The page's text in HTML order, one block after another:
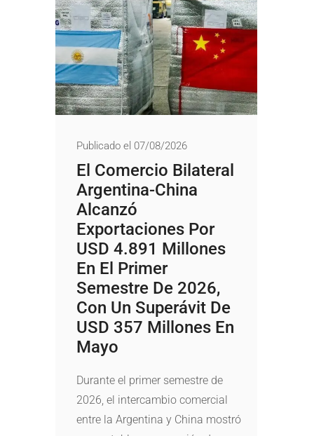
Publicado el 07/08/2026
El Comercio Bilateral
Argentina-China
Alcanzó
Exportaciones Por
USD 4.891 Millones
En El Primer
Semestre De 2026,
Con Un Superávit De
USD 357 Millones En
Mayo
Durante el primer semestre de
2026, el intercambio comercial
entre la Argentina y China mostró